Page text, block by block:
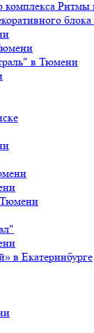
в Тюмени
в Екатеринбурге